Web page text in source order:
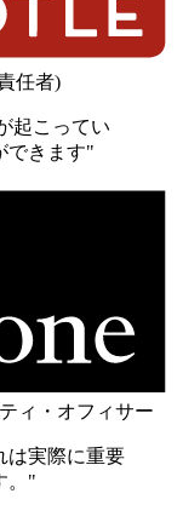
任者)
起こってい
できます"
ィ・オフィサー
は実際に重要
。"